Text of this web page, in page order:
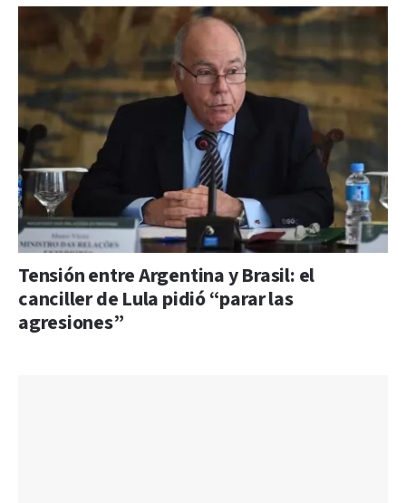
Tensión entre Argentina y Brasil: el
canciller de Lula pidió “parar las
agresiones”